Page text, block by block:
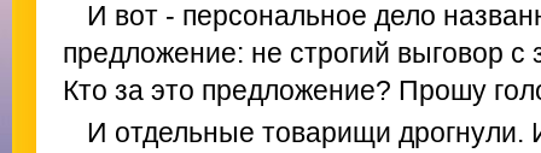
И вот - персональное дело
предложение: не строгий выговор с
Кто за это предложение? Прошу
И отдельные товарищи